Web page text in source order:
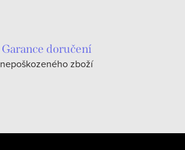
Garance doručení
nepoškozeného zboží